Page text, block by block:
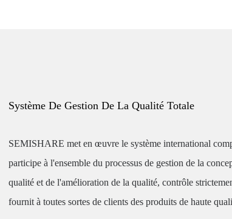
Système De Gestion De La Qualité Totale
SEMISHARE met en œuvre le système international
participe à l'ensemble du processus de gestion de la
qualité et de l'amélioration de la qualité, contrôle
fournit à toutes sortes de clients des produits de haute